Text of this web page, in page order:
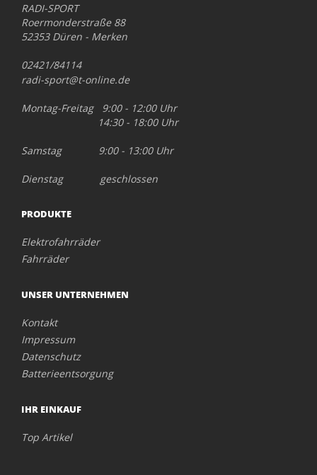
RADI-SPORT
Roermonderstraße 88
52353 Düren - Merken
02421/84114
radi-sport@t-online.de
Montag-Freitag 9:00 - 12:00 Uhr
14:30 - 18:00 Uhr
Samstag 9:00 - 13:00 Uhr
Dienstag geschlossen
PRODUKTE
Elektrofahrräder
Fahrräder
UNSER UNTERNEHMEN
Kontakt
Impressum
Datenschutz
Batterieentsorgung
IHR EINKAUF
Top Artikel